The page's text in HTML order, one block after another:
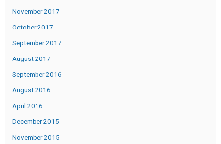
November 2017
October 2017
September 2017
August 2017
September 2016
August 2016
April 2016
December 2015
November 2015